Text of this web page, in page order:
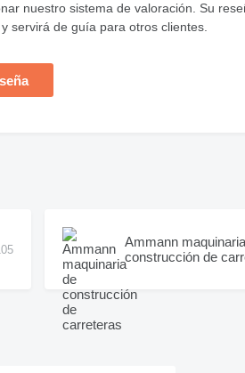
nuestro sistema de valoración. Su
servirá de guía para otros clientes.
Ammann
construcción de